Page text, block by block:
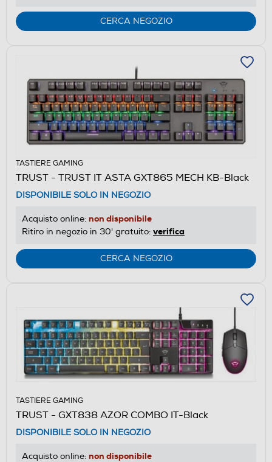
CERCA NEGOZIO
TASTIERE GAMING
TRUST - TRUST IT ASTA GXT865 MECH KB-Black
DISPONIBILE SOLO IN NEGOZIO
Acquisto online: non disponibile
Ritiro in negozio in 30' gratuito: verifica
CERCA NEGOZIO
TASTIERE GAMING
TRUST - GXT838 AZOR COMBO IT-Black
DISPONIBILE SOLO IN NEGOZIO
Acquisto online: non disponibile